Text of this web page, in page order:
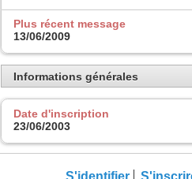
Plus récent message
13/06/2009
Informations générales
Date d'inscription
23/06/2003
S'identifier